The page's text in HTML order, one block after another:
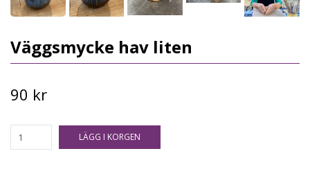
Väggsmycke hav liten
90 kr
LÄGG I KORGEN